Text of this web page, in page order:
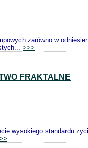
zarówno w
>>>
FRAKTALNE
wysokiego standardu